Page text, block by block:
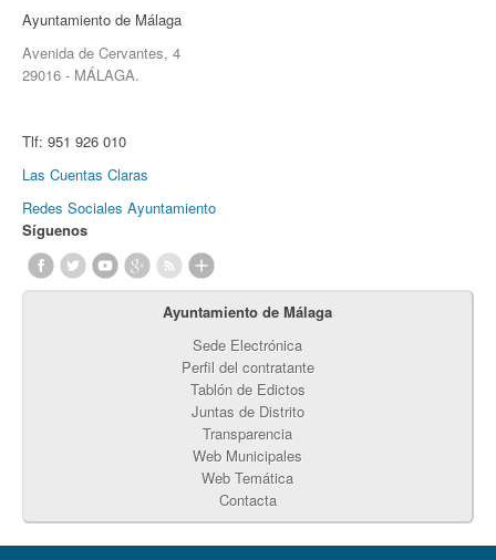
Ayuntamiento de Málaga
Avenida de Cervantes, 4
29016 - MÁLAGA.
Tlf: 951 926 010
Las Cuentas Claras
Redes Sociales Ayuntamiento
Síguenos
Ayuntamiento de Málaga
Sede Electrónica
Perfil del contratante
Tablón de Edictos
Juntas de Distrito
Transparencia
Web Municipales
Web Temática
Contacta